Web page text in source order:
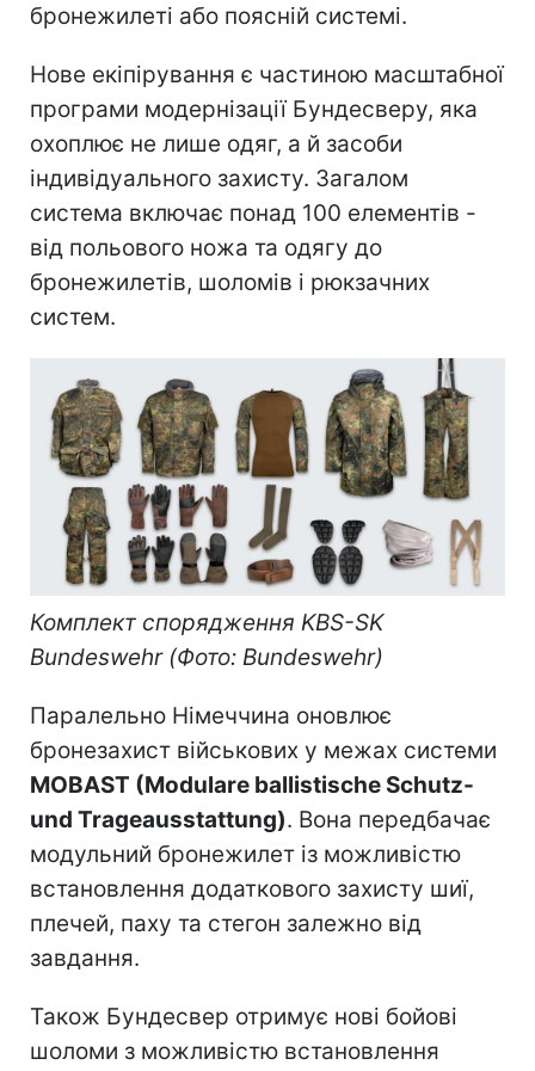
бронежилеті або поясній системі.
Нове екіпірування є частиною масштабної
програми модернізації Бундесверу, яка
охоплює не лише одяг, а й засоби
індивідуального захисту. Загалом
система включає понад 100 елементів -
від польового ножа та одягу до
бронежилетів, шоломів і рюкзачних
систем.
Комплект спорядження KBS-SK
Bundeswehr (Фото: Bundeswehr)
Паралельно Німеччина оновлює
бронезахист військових у межах системи
MOBAST (Modulare ballistische Schutz-
und Trageausstattung). Вона передбачає
модульний бронежилет із можливістю
встановлення додаткового захисту шиї,
плечей, паху та стегон залежно від
завдання.
Також Бундесвер отримує нові бойові
шоломи з можливістю встановлення